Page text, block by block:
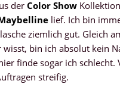
der Color Show
lief. Ich bin
ziemlich gut. Gleich
bin ich absolut kein
finde sogar ich
streifig.